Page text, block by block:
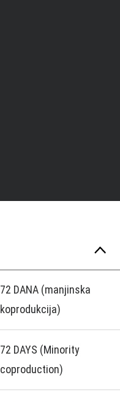
72 DANA (manjinska
koprodukcija)
72 DAYS (Minority
coproduction)